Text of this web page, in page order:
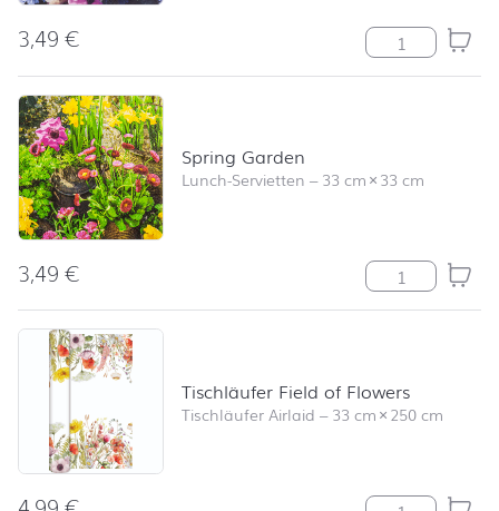
3,49€ Rich Flowers
Spring Garden
Lunch-Servietten –33 cm×33 cm
3,49€ Spring Garden
Tischläufer Field of Flowers
Tischläufer Airlaid –33 cm×250 cm